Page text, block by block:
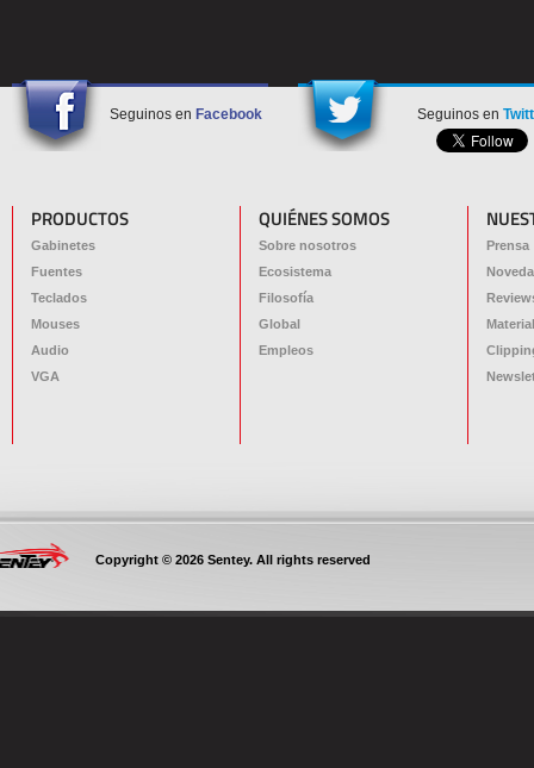
Seguinos en Facebook Seguinos en
PRODUCTOS
Gabinetes
Fuentes
Teclados
Mouses
Audio
VGA
QUIÉNES SOMOS
Sobre nosotros
Ecosistema
Filosofía
Global
Empleos
Prensa
Copyright © 2026 Sentey. All rights reserved